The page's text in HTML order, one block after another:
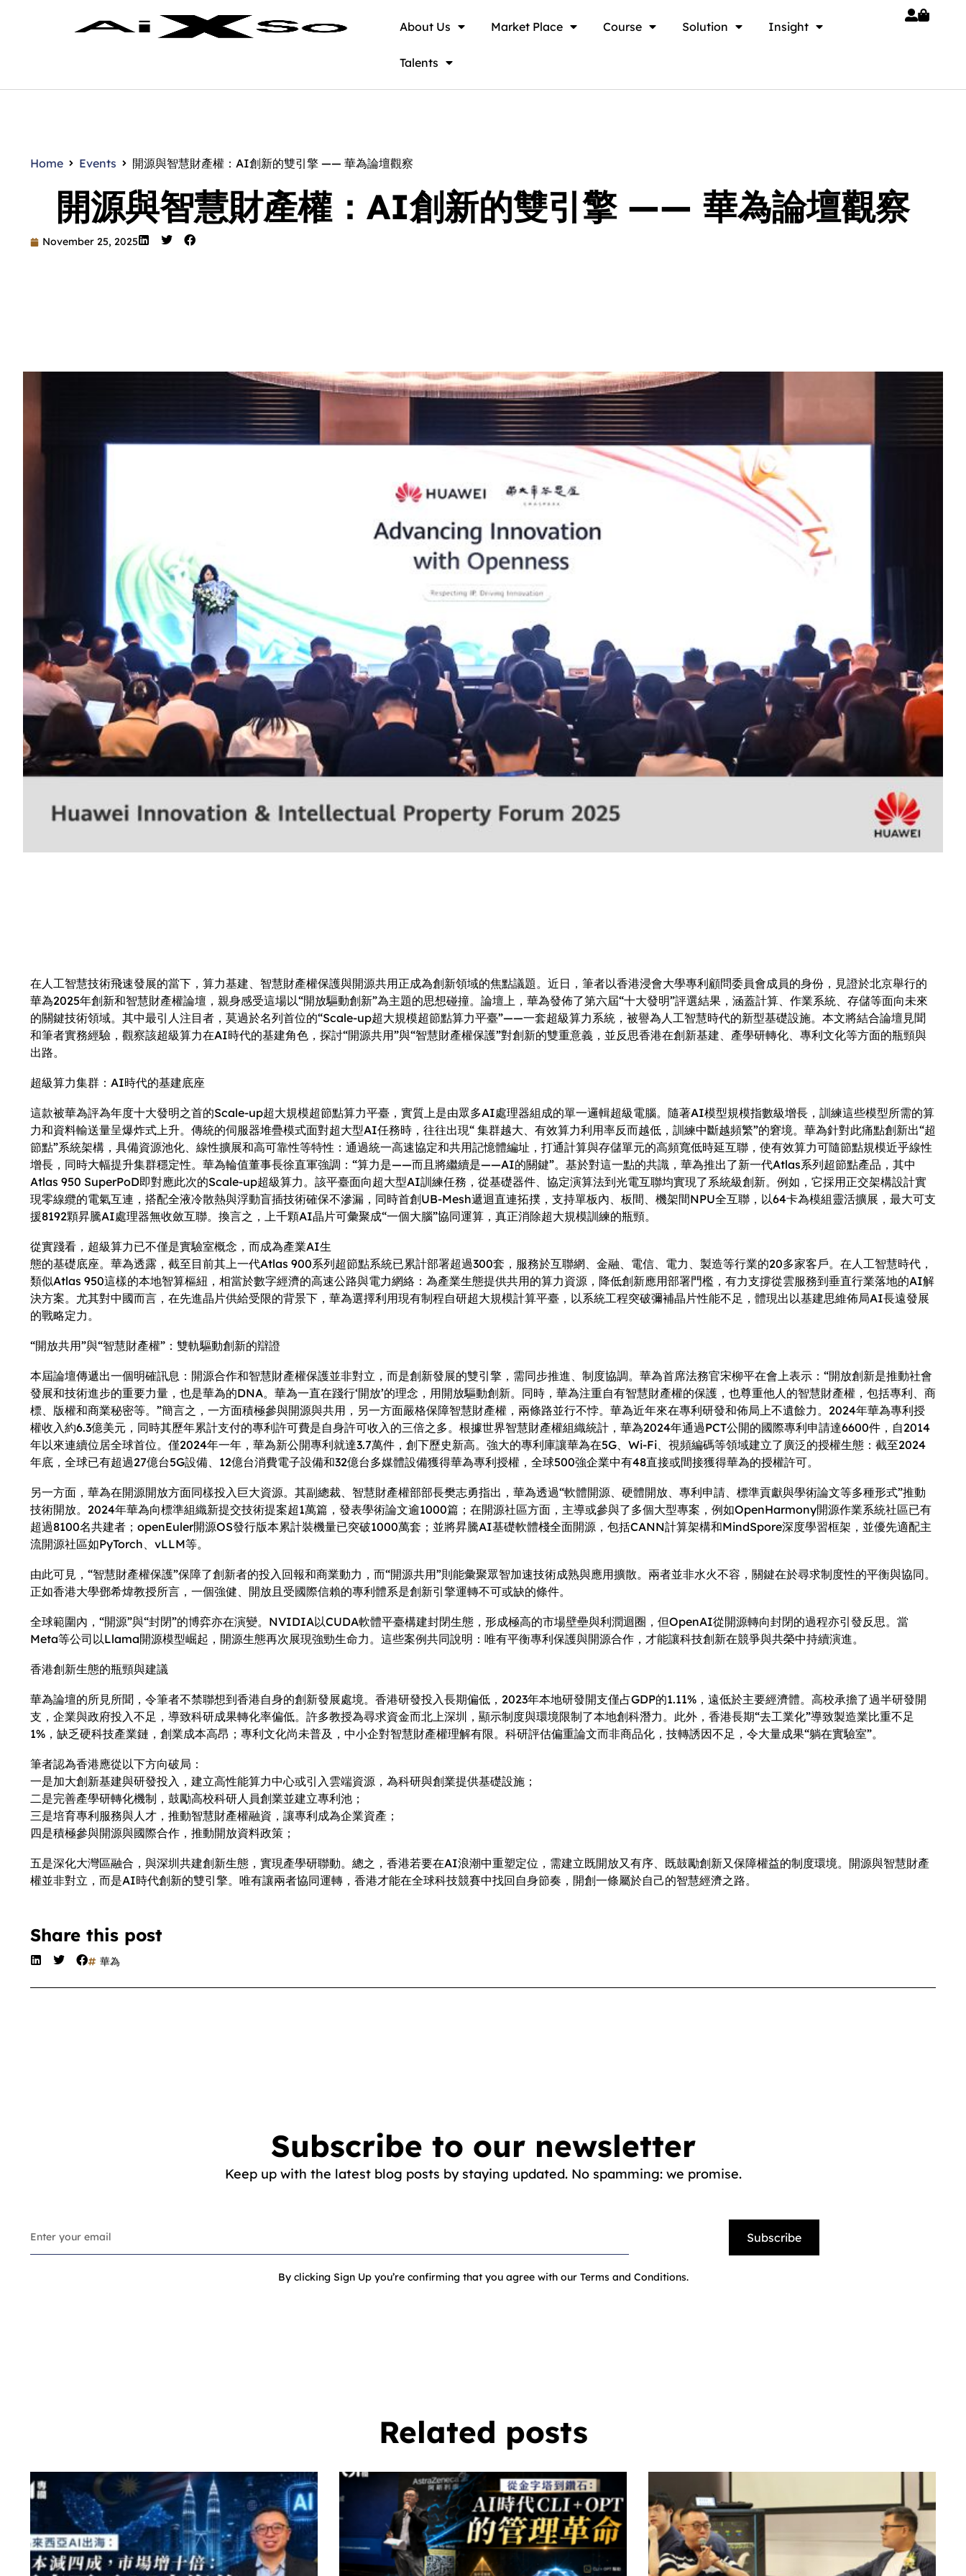
About Us Market Place Course Solution Insight
Talents
Home Events 開源與智慧財產權：AI創新的雙引擎 —— 華為論壇觀察
開源與智慧財產權：AI創新的雙引擎 —— 華為論壇觀察
November 25, 2025
在人工智慧技術飛速發展的當下，算力基建、智慧財產權保護與開源共用正成為創新領域的焦點議題。近日，筆者以香港浸會大學專利顧問委員會成員的身份，見證於北京舉行的
華為2025年創新和智慧財產權論壇，親身感受這場以“開放驅動創新”為主題的思想碰撞。論壇上，華為發佈了第六屆“十大發明”評選結果，涵蓋計算、作業系統、存儲等面向未來
的關鍵技術領域。其中最引人注目者，莫過於名列首位的“Scale-up超大規模超節點算力平臺”——一套超級算力系統，被譽為人工智慧時代的新型基礎設施。本文將結合論壇見聞
和筆者實務經驗，觀察該超級算力在AI時代的基建角色，探討“開源共用”與“智慧財產權保護”對創新的雙重意義，並反思香港在創新基建、產學研轉化、專利文化等方面的瓶頸與
出路。
超級算力集群：AI時代的基建底座
這款被華為評為年度十大發明之首的Scale-up超大規模超節點算力平臺，實質上是由眾多AI處理器組成的單一邏輯超級電腦。隨著AI模型規模指數級增長，訓練這些模型所需的算
力和資料輸送量呈爆炸式上升。傳統的伺服器堆疊模式面對超大型AI任務時，往往出現“ 集群越大、有效算力利用率反而越低，訓練中斷越頻繁”的窘境。華為針對此痛點創新出“超
節點”系統架構，具備資源池化、線性擴展和高可靠性等特性：通過統一高速協定和共用記憶體編址，打通計算與存儲單元的高頻寬低時延互聯，使有效算力可隨節點規模近乎線性
增長，同時大幅提升集群穩定性。華為輪值董事長徐直軍強調：“算力是——而且將繼續是——AI的關鍵”。基於對這一點的共識，華為推出了新一代Atlas系列超節點產品，其中
Atlas 950 SuperPoD即對應此次的Scale-up超級算力。該平臺面向超大型AI訓練任務，從基礎器件、協定演算法到光電互聯均實現了系統級創新。例如，它採用正交架構設計實
現零線纜的電氣互連，搭配全液冷散熱與浮動盲插技術確保不滲漏，同時首創UB-Mesh遞迴直連拓撲，支持單板內、板間、機架間NPU全互聯，以64卡為模組靈活擴展，最大可支
援8192顆昇騰AI處理器無收斂互聯。換言之，上千顆AI晶片可彙聚成“一個大腦”協同運算，真正消除超大規模訓練的瓶頸。
從實踐看，超級算力已不僅是實驗室概念，而成為產業AI生
態的基礎底座。華為透露，截至目前其上一代Atlas 900系列超節點系統已累計部署超過300套，服務於互聯網、金融、電信、電力、製造等行業的20多家客戶。在人工智慧時代，
類似Atlas 950這樣的本地智算樞紐，相當於數字經濟的高速公路與電力網絡：為產業生態提供共用的算力資源，降低創新應用部署門檻，有力支撐從雲服務到垂直行業落地的AI解
決方案。尤其對中國而言，在先進晶片供給受限的背景下，華為選擇利用現有制程自研超大規模計算平臺，以系統工程突破彌補晶片性能不足，體現出以基建思維佈局AI長遠發展
的戰略定力。
“開放共用”與“智慧財產權”：雙軌驅動創新的辯證
本屆論壇傳遞出一個明確訊息：開源合作和智慧財產權保護並非對立，而是創新發展的雙引擎，需同步推進、制度協調。華為首席法務官宋柳平在會上表示：“開放創新是推動社會
發展和技術進步的重要力量，也是華為的DNA。華為一直在踐行‘開放’的理念，用開放驅動創新。同時，華為注重自有智慧財產權的保護，也尊重他人的智慧財產權，包括專利、商
標、版權和商業秘密等。”簡言之，一方面積極參與開源與共用，另一方面嚴格保障智慧財產權，兩條路並行不悖。華為近年來在專利研發和佈局上不遺餘力。2024年華為專利授
權收入約6.3億美元，同時其歷年累計支付的專利許可費是自身許可收入的三倍之多。根據世界智慧財產權組織統計，華為2024年通過PCT公開的國際專利申請達6600件，自2014
年以來連續位居全球首位。僅2024年一年，華為新公開專利就達3.7萬件，創下歷史新高。強大的專利庫讓華為在5G、Wi-Fi、視頻編碼等領域建立了廣泛的授權生態：截至2024
年底，全球已有超過27億台5G設備、12億台消費電子設備和32億台多媒體設備獲得華為專利授權，全球500強企業中有48直接或間接獲得華為的授權許可。
另一方面，華為在開源開放方面同樣投入巨大資源。其副總裁、智慧財產權部部長樊志勇指出，華為透過“軟體開源、硬體開放、專利申請、標準貢獻與學術論文等多種形式”推動
技術開放。2024年華為向標準組織新提交技術提案超1萬篇，發表學術論文逾1000篇；在開源社區方面，主導或參與了多個大型專案，例如OpenHarmony開源作業系統社區已有
超過8100名共建者；openEuler開源OS發行版本累計裝機量已突破1000萬套；並將昇騰AI基礎軟體棧全面開源，包括CANN計算架構和MindSpore深度學習框架，並優先適配主
流開源社區如PyTorch、vLLM等。
由此可見，“智慧財產權保護”保障了創新者的投入回報和商業動力，而“開源共用”則能彙聚眾智加速技術成熟與應用擴散。兩者並非水火不容，關鍵在於尋求制度性的平衡與協同。
正如香港大學鄧希煒教授所言，一個強健、開放且受國際信賴的專利體系是創新引擎運轉不可或缺的條件。
全球範圍內，“開源”與“封閉”的博弈亦在演變。NVIDIA以CUDA軟體平臺構建封閉生態，形成極高的市場壁壘與利潤迴圈，但OpenAI從開源轉向封閉的過程亦引發反思。當
Meta等公司以Llama開源模型崛起，開源生態再次展現強勁生命力。這些案例共同說明：唯有平衡專利保護與開源合作，才能讓科技創新在競爭與共榮中持續演進。
香港創新生態的瓶頸與建議
華為論壇的所見所聞，令筆者不禁聯想到香港自身的創新發展處境。香港研發投入長期偏低，2023年本地研發開支僅占GDP的1.11%，遠低於主要經濟體。高校承擔了過半研發開
支，企業與政府投入不足，導致科研成果轉化率偏低。許多教授為尋求資金而北上深圳，顯示制度與環境限制了本地創科潛力。此外，香港長期“去工業化”導致製造業比重不足
1%，缺乏硬科技產業鏈，創業成本高昂；專利文化尚未普及，中小企對智慧財產權理解有限。科研評估偏重論文而非商品化，技轉誘因不足，令大量成果“躺在實驗室”。
筆者認為香港應從以下方向破局：
一是加大創新基建與研發投入，建立高性能算力中心或引入雲端資源，為科研與創業提供基礎設施；
二是完善產學研轉化機制，鼓勵高校科研人員創業並建立專利池；
三是培育專利服務與人才，推動智慧財產權融資，讓專利成為企業資產；
四是積極參與開源與國際合作，推動開放資料政策；
五是深化大灣區融合，與深圳共建創新生態，實現產學研聯動。總之，香港若要在AI浪潮中重塑定位，需建立既開放又有序、既鼓勵創新又保障權益的制度環境。開源與智慧財產
權並非對立，而是AI時代創新的雙引擎。唯有讓兩者協同運轉，香港才能在全球科技競賽中找回自身節奏，開創一條屬於自己的智慧經濟之路。
Share this post
華為
Subscribe to our newsletter
Keep up with the latest blog posts by staying updated. No spamming: we promise.
Subscribe
By clicking Sign Up you’re confirming that you agree with our Terms and Conditions.
Related posts